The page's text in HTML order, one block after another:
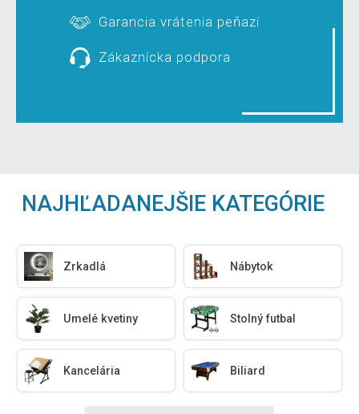
Garancia vrátenia peňazí
Zákaznícka podpora
NAJHĽADANEJŠIE KATEGÓRIE
Zrkadlá Nábytok
Umelé kvetiny Stolný futbal
Kancelária Biliard